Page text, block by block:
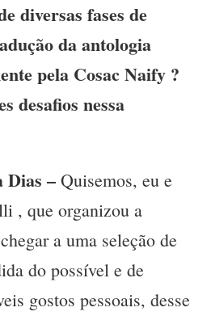
diversas fases de
da antologia
pela Cosac Naify ?
desafios nessa
Dias – Quisemos, eu e
, que organizou a
a uma seleção de
do possível e de
gostos pessoais, desse